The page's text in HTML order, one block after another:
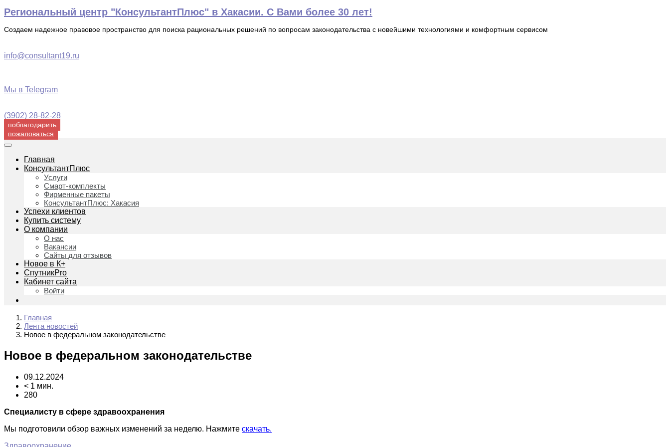
Перейти
к
содержимому
Региональный центр "КонсультантПлюс" в Хакасии. С Вами более 30 лет!
Создаем надежное правовое пространство для поиска рациональных решений по вопросам законодательства с новейшими технологиями и комфортным сервисом
info@consultant19.ru
Мы в Telegram
(3902) 28-82-28
поблагодарить
пожаловаться
Главная
КонсультантПлюс
Услуги
Смарт-комплекты
Фирменные пакеты
КонсультантПлюс: Хакасия
Успехи клиентов
Купить систему
О компании
О нас
Вакансии
Сайты для отзывов
Новое в К+
СпутникPro
Кабинет сайта
Войти
Главная
Лента новостей
Новое в федеральном законодательстве
Новое в федеральном законодательстве
09.12.2024
< 1 мин.
280
Специалисту в сфере здравоохранения
Мы подготовили обзор важных изменений за неделю. Нажмите скачать.